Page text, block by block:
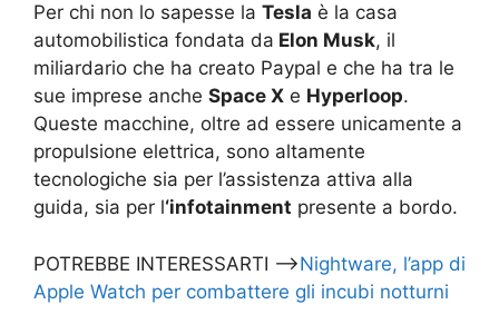
Per chi non lo sapesse la Tesla è la casa
automobilistica fondata da Elon Musk, il
miliardario che ha creato Paypal e che ha tra le
sue imprese anche Space X e Hyperloop.
Queste macchine, oltre ad essere unicamente a
propulsione elettrica, sono altamente
tecnologiche sia per l’assistenza attiva alla
guida, sia per l‘infotainment presente a bordo.
POTREBBE INTERESSARTI —>Nightware, l’app di
Apple Watch per combattere gli incubi notturni